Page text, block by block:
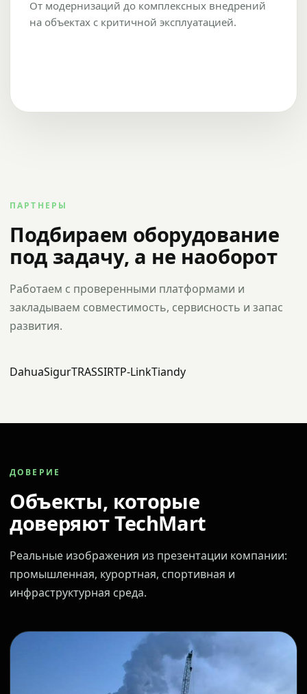
От модернизаций до комплексных внедрений
на объектах с критичной эксплуатацией.
ПАРТНЕРЫ
Подбираем оборудование
под задачу, а не наоборот
Работаем с проверенными платформами и
закладываем совместимость, сервисность и запас
развития.
DahuaSigurTRASSIRTP-LinkTiandy
ДОВЕРИЕ
Объекты, которые
доверяют TechMart
Реальные изображения из презентации компании:
промышленная, курортная, спортивная и
инфраструктурная среда.